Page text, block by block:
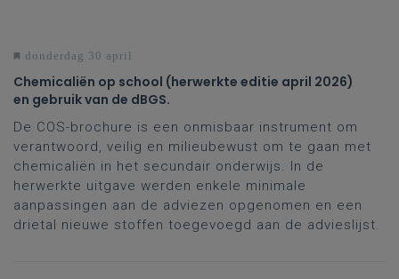
donderdag 30 april
Chemicaliën op school (herwerkte editie april 2026)
en gebruik van de dBGS.
De COS-brochure is een onmisbaar instrument om
verantwoord, veilig en milieubewust om te gaan met
chemicaliën in het secundair onderwijs. In de
herwerkte uitgave werden enkele minimale
aanpassingen aan de adviezen opgenomen en een
drietal nieuwe stoffen toegevoegd aan de advieslijst.